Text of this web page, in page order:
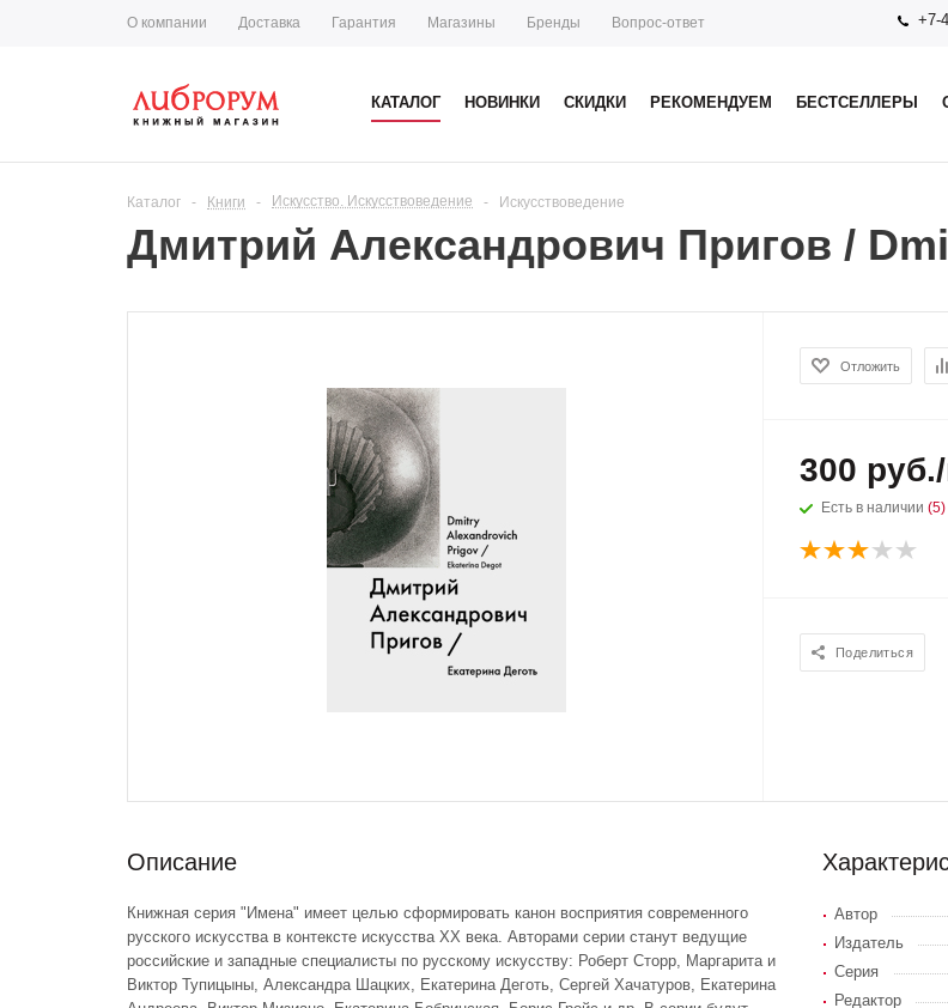
О компании Доставка Гарантия Магазины Бренды Вопрос-ответ +7-
КАТАЛОГ НОВИНКИ СКИДКИ РЕКОМЕНДУЕМ БЕСТСЕЛЛЕРЫ
Каталог - Книги - Искусство. Искусствоведение - Искусствоведение
Дмитрий Александрович Пригов /
Отложить
300 руб.
Есть в наличии(5)
Поделиться
Описание
Книжная серия "Имена" имеет целью сформировать канон восприятия современного
русского искусства в контексте искусства ХХ века. Авторами серии станут ведущие
российские и западные специалисты по русскому искусству: Роберт Сторр, Маргарита и
Виктор Тупицыны, Александра Шацких, Екатерина Деготь, Сергей Хачатуров, Екатерина
Автор
Издатель
Серия
Редактор